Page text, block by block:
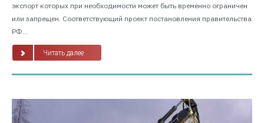
экспорт которых при необходимости может быть временно ограничен
или запрещен. Соответствующий проект постановления правительства
РФ...
Читать далее